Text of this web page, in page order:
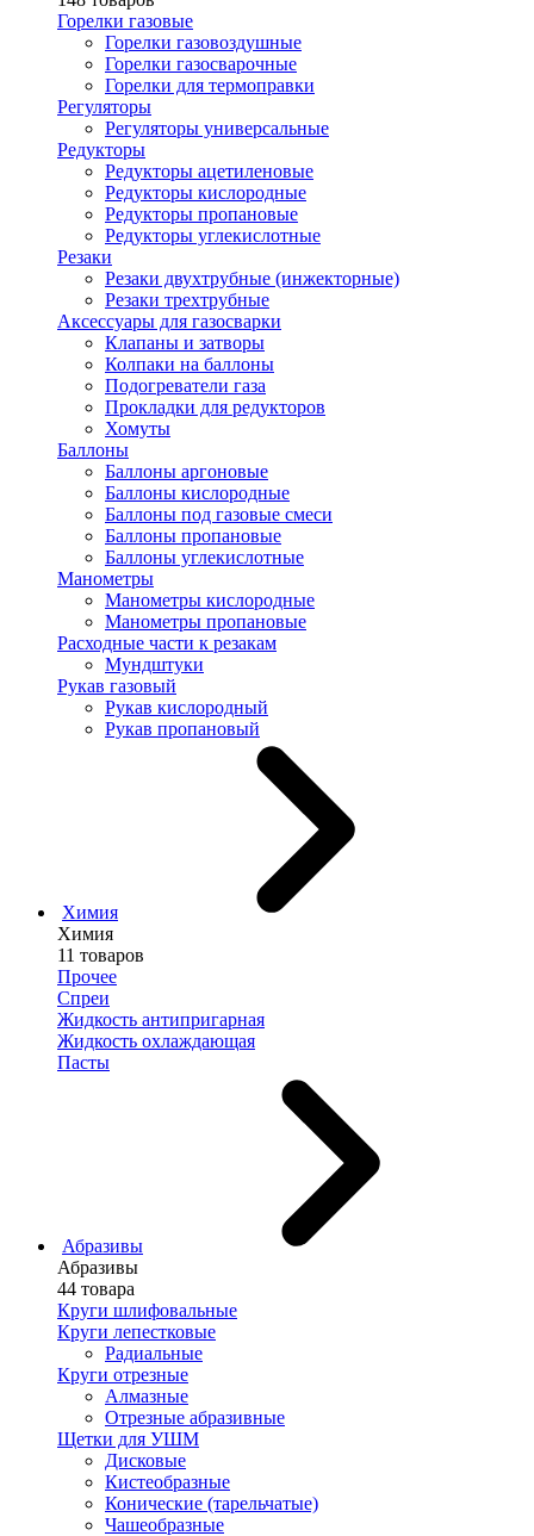
Горелки газовые
Горелки газовоздушные
Горелки газосварочные
Горелки для термоправки
Регуляторы
Регуляторы универсальные
Редукторы
Редукторы ацетиленовые
Редукторы кислородные
Редукторы пропановые
Редукторы углекислотные
Резаки
Резаки двухтрубные (инжекторные)
Резаки трехтрубные
Аксессуары для газосварки
Клапаны и затворы
Колпаки на баллоны
Подогреватели газа
Прокладки для редукторов
Хомуты
Баллоны
Баллоны аргоновые
Баллоны кислородные
Баллоны под газовые смеси
Баллоны пропановые
Баллоны углекислотные
Манометры
Манометры кислородные
Манометры пропановые
Расходные части к резакам
Мундштуки
Рукав газовый
Рукав кислородный
Рукав пропановый
Химия
Химия
11 товаров
Прочее
Спреи
Жидкость антипригарная
Жидкость охлаждающая
Пасты
Абразивы
Абразивы
44 товара
Круги шлифовальные
Круги лепестковые
Радиальные
Круги отрезные
Алмазные
Отрезные абразивные
Щетки для УШМ
Дисковые
Кистеобразные
Конические (тарельчатые)
Чашеобразные